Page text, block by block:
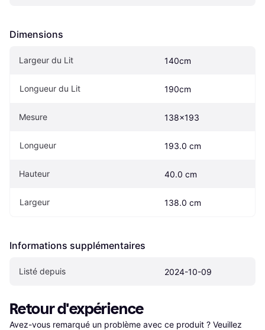
Dimensions
Largeur du Lit 140cm
Longueur du Lit 190cm
Mesure 138x193
Longueur 193.0 cm
Hauteur 40.0 cm
Largeur 138.0 cm
Informations supplémentaires
Listé depuis 2024-10-09
Retour d'expérience
Avez-vous remarqué un problème avec ce produit ? Veuillez